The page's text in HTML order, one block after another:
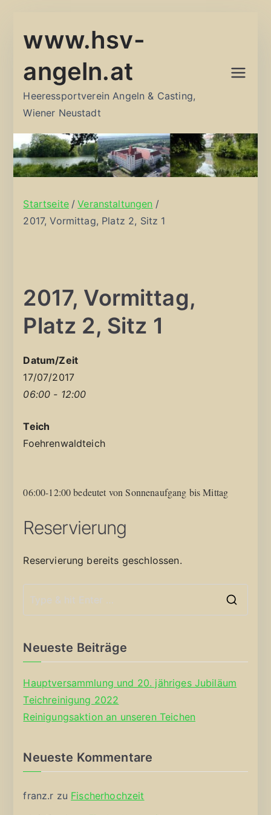
Inhalt
www.hsv-
angeln.at
Heeressportverein Angeln & Casting,
Wiener Neustadt
Startseite
Veranstaltungen
2017, Vormittag, Platz 2, Sitz 1
2017, Vormittag,
Platz 2, Sitz 1
Datum/Zeit
17/07/2017
06:00 - 12:00
Teich
Foehrenwaldteich
06:00-12:00 bedeutet von Sonnenaufgang bis Mittag
Reservierung
Reservierung bereits geschlossen.
Neueste Beiträge
Hauptversammlung und 20. jähriges Jubiläum
Teichreinigung 2022
Reinigungsaktion an unseren Teichen
Neueste Kommentare
franz.r zu Fischerhochzeit